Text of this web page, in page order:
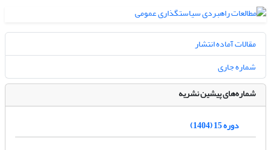
مقالات آماده انتشار
شماره جاری
شماره‌های پیشین نشریه
دوره 15 (1404)